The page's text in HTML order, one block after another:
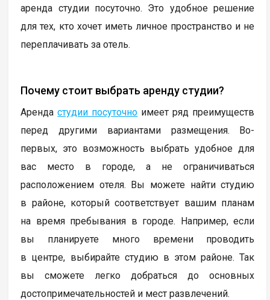
аренда студии посуточно. Это удобное решение
для тех, кто хочет иметь личное пространство и не
переплачивать за отель.
Почему стоит выбрать аренду студии?
Арендастудии посуточно имеет ряд преимуществ
перед другими вариантами размещения. Во-
первых, это возможность выбрать удобное для
вас место в городе, а не ограничиваться
расположением отеля. Вы можете найти студию
в районе, который соответствует вашим планам
на время пребывания в городе. Например, если
вы планируете много времени проводить
в центре, выбирайте студию в этом районе. Так
вы сможете легко добраться до основных
достопримечательностей и мест развлечений.